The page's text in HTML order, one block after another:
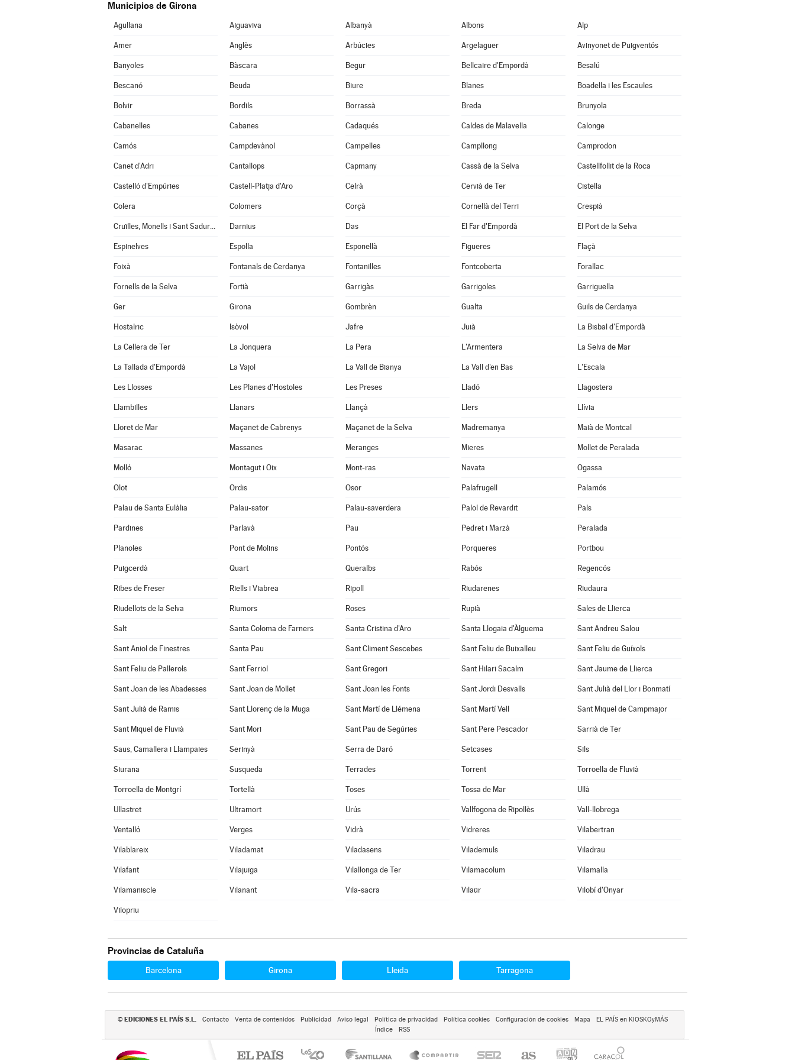
Municipios de Girona
Agullana Aiguaviva Albanyà Albons Alp
Amer Anglès Arbúcies Argelaguer Avinyonet de Puigventós
Banyoles Bàscara Begur Bellcaire d'Empordà Besalú
Bescanó Beuda Biure Blanes Boadella i les Escaules
Bolvir Bordils Borrassà Breda Brunyola
Cabanelles Cabanes Cadaqués Caldes de Malavella Calonge
Camós Campdevànol Campelles Campllong Camprodon
Canet d'Adri Cantallops Capmany Cassà de la Selva Castellfollit de la Roca
Castelló d'Empúries Castell-Platja d'Aro Celrà Cervià de Ter Cistella
Colera Colomers Corçà Cornellà del Terri Crespià
Cruïlles, Monells i Sant Sadurní de l'Heura Darnius Das El Far d'Empordà El Port de la Selva
Espinelves Espolla Esponellà Figueres Flaçà
Foixà Fontanals de Cerdanya Fontanilles Fontcoberta Forallac
Fornells de la Selva Fortià Garrigàs Garrigoles Garriguella
Ger Girona Gombrèn Gualta Guils de Cerdanya
Hostalric Isòvol Jafre Juià La Bisbal d'Empordà
La Cellera de Ter La Jonquera La Pera L'Armentera La Selva de Mar
La Tallada d'Empordà La Vajol La Vall de Bianya La Vall d'en Bas L'Escala
Les Llosses Les Planes d'Hostoles Les Preses Lladó Llagostera
Llambilles Llanars Llançà Llers Llívia
Lloret de Mar Maçanet de Cabrenys Maçanet de la Selva Madremanya Maià de Montcal
Masarac Massanes Meranges Mieres Mollet de Peralada
Molló Montagut i Oix Mont-ras Navata Ogassa
Olot Ordis Osor Palafrugell Palamós
Palau de Santa Eulàlia Palau-sator Palau-saverdera Palol de Revardit Pals
Pardines Parlavà Pau Pedret i Marzà Peralada
Planoles Pont de Molins Pontós Porqueres Portbou
Puigcerdà Quart Queralbs Rabós Regencós
Ribes de Freser Riells i Viabrea Ripoll Riudarenes Riudaura
Riudellots de la Selva Riumors Roses Rupià Sales de Llierca
Salt Santa Coloma de Farners Santa Cristina d'Aro Santa Llogaia d'Àlguema Sant Andreu Salou
Sant Aniol de Finestres Santa Pau Sant Climent Sescebes Sant Feliu de Buixalleu Sant Feliu de Guíxols
Sant Feliu de Pallerols Sant Ferriol Sant Gregori Sant Hilari Sacalm Sant Jaume de Llierca
Sant Joan de les Abadesses Sant Joan de Mollet Sant Joan les Fonts Sant Jordi Desvalls Sant Julià del Llor i Bonmatí
Sant Julià de Ramis Sant Llorenç de la Muga Sant Martí de Llémena Sant Martí Vell Sant Miquel de Campmajor
Sant Miquel de Fluvià Sant Mori Sant Pau de Segúries Sant Pere Pescador Sarrià de Ter
Saus, Camallera i Llampaies Serinyà Serra de Daró Setcases Sils
Siurana Susqueda Terrades Torrent Torroella de Fluvià
Torroella de Montgrí Tortellà Toses Tossa de Mar Ullà
Ullastret Ultramort Urús Vallfogona de Ripollès Vall-llobrega
Ventalló Verges Vidrà Vidreres Vilabertran
Vilablareix Viladamat Viladasens Vilademuls Viladrau
Vilafant Vilajuïga Vilallonga de Ter Vilamacolum Vilamalla
Vilamaniscle Vilanant Vila-sacra Vilaür Vilobí d'Onyar
Vilopriu
Provincias de Cataluña
Barcelona Girona Lleida Tarragona
© EDICIONES EL PAÍS S.L. Contacto Venta de contenidos Publicidad Aviso legal Política de privacidad Política cookies Configuración de cookies Mapa
EL PAÍS en KIOSKOyMÁS
Índice
RSS